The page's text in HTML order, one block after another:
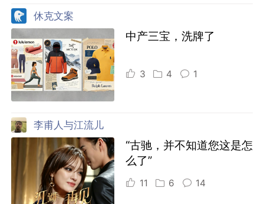
休克文案
中产三宝，洗牌了
3 4 1
李甫人与江流儿
“古驰，并不知道您这是怎
么了”
11 6 14